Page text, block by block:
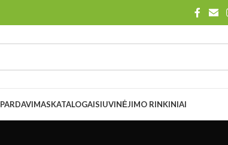
KATALOGAISIUVINĖJIMO RINKINIAI